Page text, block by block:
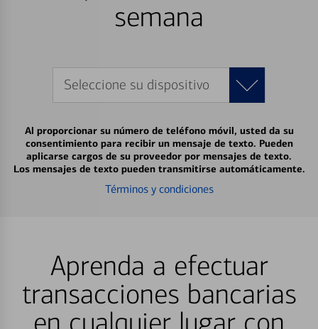
semana
Seleccione su dispositivo
Al proporcionar su número de teléfono móvil, usted da su
consentimiento para recibir un mensaje de texto. Pueden
aplicarse cargos de su proveedor por mensajes de texto.
Los mensajes de texto pueden transmitirse automáticamente.
Términos y condiciones
Aprenda a efectuar
transacciones bancarias